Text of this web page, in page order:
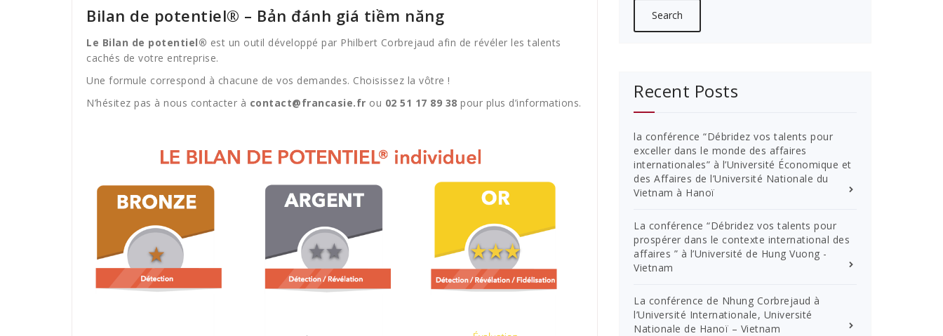
Bilan de potentiel® – Bản đánh giá tiềm năng
Le Bilan de potentiel® est un outil développé par Philbert Corbrejaud afin de révéler les talents
cachés de votre entreprise.
Une formule correspond à chacune de vos demandes. Choisissez la vôtre !
N’hésitez pas à nous contacter à contact@francasie.fr ou 02 51 17 89 38 pour plus d’informations.
Recent Posts
la conférence “Débridez vos talents pour
exceller dans le monde des affaires
internationales” à l’Université Économique et
des Affaires de l’Université Nationale du
Vietnam à Hanoï
La conférence “Débridez vos talents pour
prospérer dans le contexte international des
affaires ” à l’Université de Hung Vuong -
Vietnam
La conférence de Nhung Corbrejaud à
l’Université Internationale, Université
Nationale de Hanoï – Vietnam